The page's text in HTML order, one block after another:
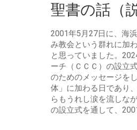
聖書の話（
2001年5月27日に、海
み教会という群れに加
と思っていました。
ーチ（ＣＣＣ）の設立
のためのメッセージを
体」に加わる日であり
らもうれし涙を流しな
の設立式を通して、